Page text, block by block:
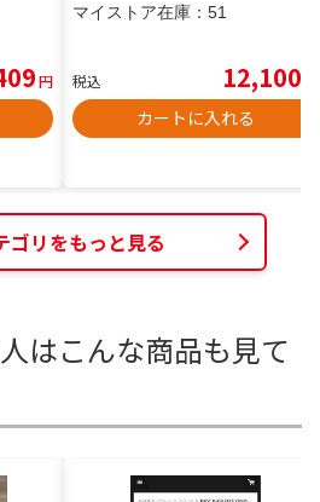
円
マイストア在庫： 51
税込 12,100
カートに入れる
ゴリをもっと見る
はこんな商品も見て